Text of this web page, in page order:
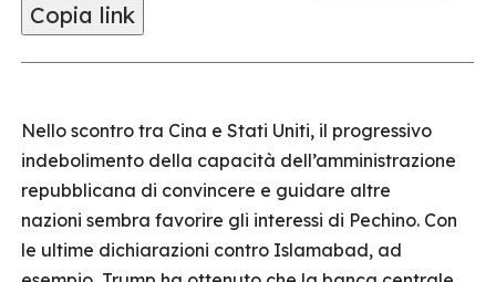
Copia link
Nello scontro tra Cina e Stati Uniti, il progressivo
indebolimento della capacità dell’amministrazione
repubblicana di convincere e guidare altre
nazioni sembra favorire gli interessi di Pechino. Con
le ultime dichiarazioni contro Islamabad, ad